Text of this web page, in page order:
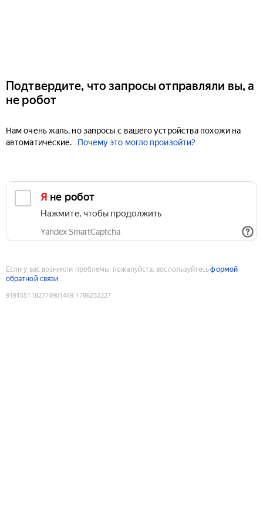
Подтвердите, что запросы отправляли вы, а
не робот
Нам очень жаль, но запросы с вашего устройства похожи на
автоматические.
Почему это могло произойти?
Я не робот
Нажмите, чтобы продолжить
Yandex SmartCaptcha
Если у вас возникли проблемы, пожалуйста, воспользуйтесьформой
обратной связи
9191551182774901449:1786232227